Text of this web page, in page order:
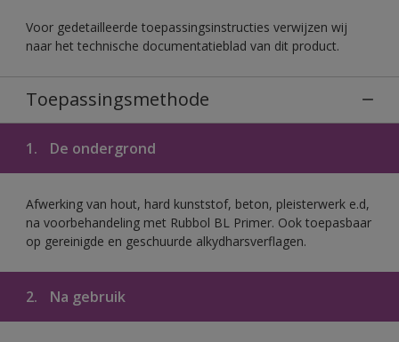
Voor gedetailleerde toepassingsinstructies verwijzen wij
naar het technische documentatieblad van dit product.
Toepassingsmethode
1. De ondergrond
Afwerking van hout, hard kunststof, beton, pleisterwerk e.d,
na voorbehandeling met Rubbol BL Primer. Ook toepasbaar
op gereinigde en geschuurde alkydharsverflagen.
2. Na gebruik